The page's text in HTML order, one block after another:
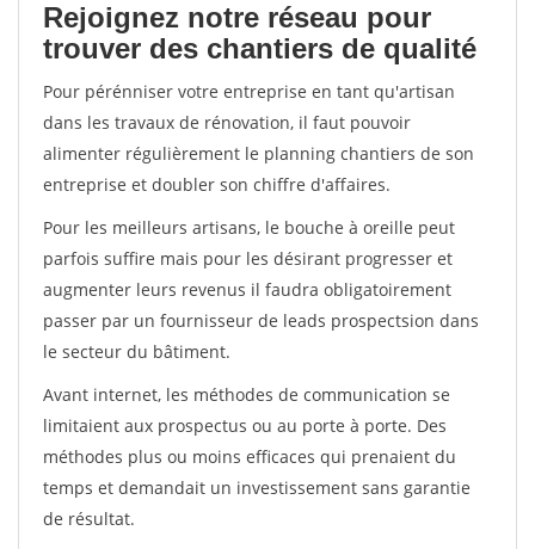
Rejoignez notre réseau pour
trouver des chantiers de qualité
Pour pérénniser votre entreprise en tant qu'artisan
dans les travaux de rénovation, il faut pouvoir
alimenter régulièrement le planning chantiers de son
entreprise et doubler son chiffre d'affaires.
Pour les meilleurs artisans, le bouche à oreille peut
parfois suffire mais pour les désirant progresser et
augmenter leurs revenus il faudra obligatoirement
passer par un fournisseur de leads prospectsion dans
le secteur du bâtiment.
Avant internet, les méthodes de communication se
limitaient aux prospectus ou au porte à porte. Des
méthodes plus ou moins efficaces qui prenaient du
temps et demandait un investissement sans garantie
de résultat.